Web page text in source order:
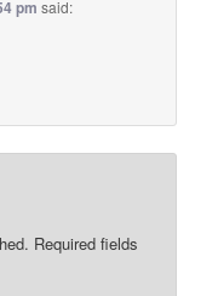
pm said:
Required fields